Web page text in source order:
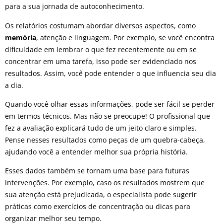
para a sua jornada de autoconhecimento.
Os relatórios costumam abordar diversos aspectos, como
memória, atenção e linguagem. Por exemplo, se você encontra
dificuldade em lembrar o que fez recentemente ou em se
concentrar em uma tarefa, isso pode ser evidenciado nos
resultados. Assim, você pode entender o que influencia seu dia
a dia.
Quando você olhar essas informações, pode ser fácil se perder
em termos técnicos. Mas não se preocupe! O profissional que
fez a avaliação explicará tudo de um jeito claro e simples.
Pense nesses resultados como peças de um quebra-cabeça,
ajudando você a entender melhor sua própria história.
Esses dados também se tornam uma base para futuras
intervenções. Por exemplo, caso os resultados mostrem que
sua atenção está prejudicada, o especialista pode sugerir
práticas como exercícios de concentração ou dicas para
organizar melhor seu tempo.